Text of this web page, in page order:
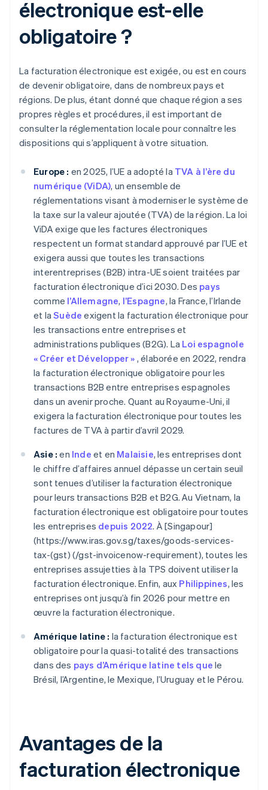
électronique est-elle
obligatoire ?
La facturation électronique est exigée, ou est en cours
de devenir obligatoire, dans de nombreux pays et
régions. De plus, étant donné que chaque région a ses
propres règles et procédures, il est important de
consulter la réglementation locale pour connaître les
dispositions qui s’appliquent à votre situation.
Europe : en 2025, l’UE a adopté la TVA à l’ère du
numérique (ViDA), un ensemble de
réglementations visant à moderniser le système de
la taxe sur la valeur ajoutée (TVA) de la région. La loi
ViDA exige que les factures électroniques
respectent un format standard approuvé par l’UE et
exigera aussi que toutes les transactions
interentreprises (B2B) intra-UE soient traitées par
facturation électronique d’ici 2030. Des pays
comme l’Allemagne, l’Espagne, la France, l’Irlande
et laSuède exigent la facturation électronique pour
les transactions entre entreprises et
administrations publiques (B2G). La Loi espagnole
« Créer et Développer » , élaborée en 2022, rendra
la facturation électronique obligatoire pour les
transactions B2B entre entreprises espagnoles
dans un avenir proche. Quant au Royaume-Uni, il
exigera la facturation électronique pour toutes les
factures de TVA à partir d’avril 2029.
Asie : en Inde et en Malaisie, les entreprises dont
le chiffre d’affaires annuel dépasse un certain seuil
sont tenues d’utiliser la facturation électronique
pour leurs transactions B2B et B2G. Au Vietnam, la
facturation électronique est obligatoire pour toutes
les entreprises depuis 2022. À [Singapour]
(https://www.iras.gov.sg/taxes/goods-services-
tax-(gst) (/gst-invoicenow-requirement), toutes les
entreprises assujetties à la TPS doivent utiliser la
facturation électronique. Enfin, aux Philippines, les
entreprises ont jusqu’à fin 2026 pour mettre en
œuvre la facturation électronique.
Amérique latine : la facturation électronique est
obligatoire pour la quasi-totalité des transactions
dans des pays d’Amérique latine tels que le
Brésil, l’Argentine, le Mexique, l’Uruguay et le Pérou.
Avantages de la
facturation électronique